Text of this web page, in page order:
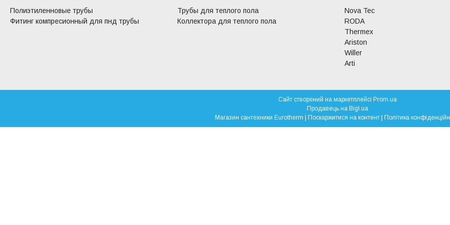
Полиэтиленновые трубы
Фитинг компресионный для пнд трубы
Трубы для теплого пола
Коллектора для теплого пола
Nova Tec
RODA
Thermex
Ariston
Willer
Arti
Сайт створений на маркетплейсі Prom.ua
Продавець на Bigl.ua
Магазин сантехники Eurotherm | Поскаржитися на контент | Політика